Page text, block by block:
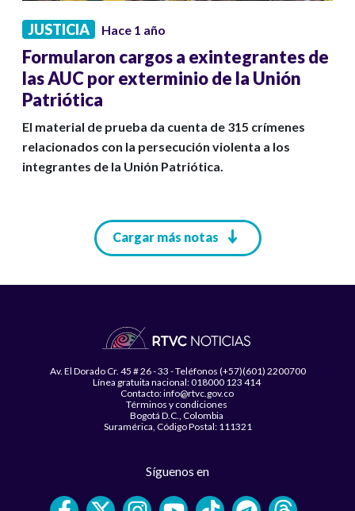
JUSTICIA Hace 1 año
Formularon cargos a exintegrantes de
las AUC por exterminio de la Unión
Patriótica
El material de prueba da cuenta de 315 crímenes
relacionados con la persecución violenta a los
integrantes de la Unión Patriótica.
Cargar más notas
Av. El Dorado Cr. 45 # 26 - 33 - Teléfonos (+57)(601) 2200700
Línea gratuita nacional: 018000 123 414
Contacto: info@rtvc.gov.co
Términos y condiciones
Bogotá D.C., Colombia
Suramérica, Código Postal: 111321
Síguenos en